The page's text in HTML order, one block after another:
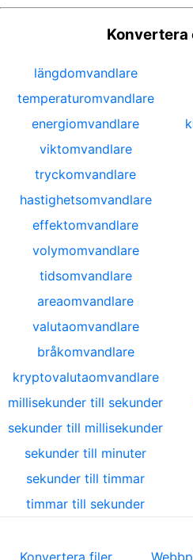
Konvertera
längdomvandlare
temperaturomvandlare
energiomvandlare
viktomvandlare
tryckomvandlare
hastighetsomvandlare
effektomvandlare
volymomvandlare
tidsomvandlare
areaomvandlare
valutaomvandlare
bråkomvandlare
kryptovalutaomvandlare
millisekunder till sekunder
sekunder till millisekunder
sekunder till minuter
sekunder till timmar
timmar till sekunder
Konvertera filer